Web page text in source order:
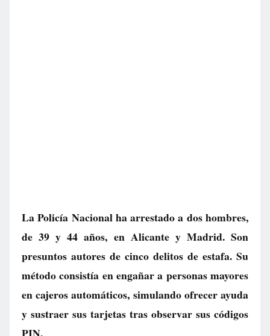
La Policía Nacional ha arrestado a dos hombres,
de 39 y 44 años, en Alicante y Madrid. Son
presuntos autores de cinco delitos de estafa. Su
método consistía en engañar a personas mayores
en cajeros automáticos, simulando ofrecer ayuda
y sustraer sus tarjetas tras observar sus códigos